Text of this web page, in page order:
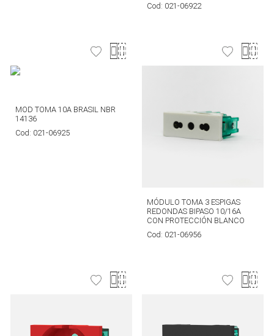
Cod: 021-06922
MOD TOMA 10A BRASIL NBR
14136
Cod: 021-06925
MÓDULO TOMA 3 ESPIGAS
REDONDAS BIPASO 10/16A
CON PROTECCIÓN BLANCO
Cod: 021-06956